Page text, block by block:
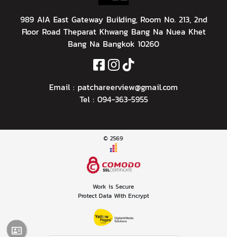
989 AIA East Gateway Building, Room No. 213, 2nd
Floor Road Theparat Khwang Bang Na Nuea Khet
Bang Na Bangkok 10260
Email : patchareerview@gmail.com
Tel : 094-363-5955
© 2569
Work is Secure
Protect Data With Encrypt